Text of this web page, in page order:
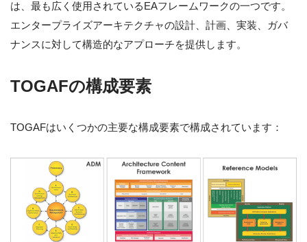
は、最も広く使用されているEAフレームワークの一つです。
エンタープライズアーキテクチャの設計、計画、実装、ガバ
ナンスに対して構造的なアプローチを提供します。
TOGAFの構成要素
TOGAFはいくつかの主要な構成要素で構成されています：